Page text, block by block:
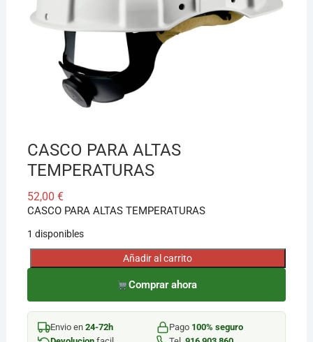
CASCO PARA ALTAS
TEMPERATURAS
52,00 €
CASCO PARA ALTAS TEMPERATURAS
1 disponibles
CASCO
ALTAS
TEMPERATURAS
cantidad
Añadir al carrito
Comprar ahora
Envio en 24-72h Pago 100% seguro
¡Hola! Soy el asesor virtual de Ferretería El Arroyo.
Cuéntame qué necesitas y te ayudo a encontrarlo,
aunque no sepas el nombre exacto